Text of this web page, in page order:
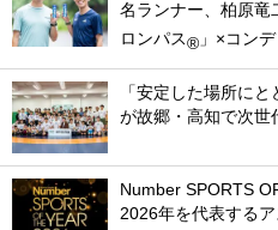
名ランナー、柏原竜
ロンパス® 」×コン
「安定した場所に
が故郷・高知で次世
Number SPORTS
2026年を代表する